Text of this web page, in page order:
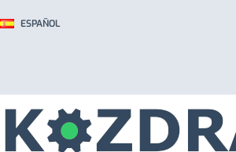
ESPAÑOL